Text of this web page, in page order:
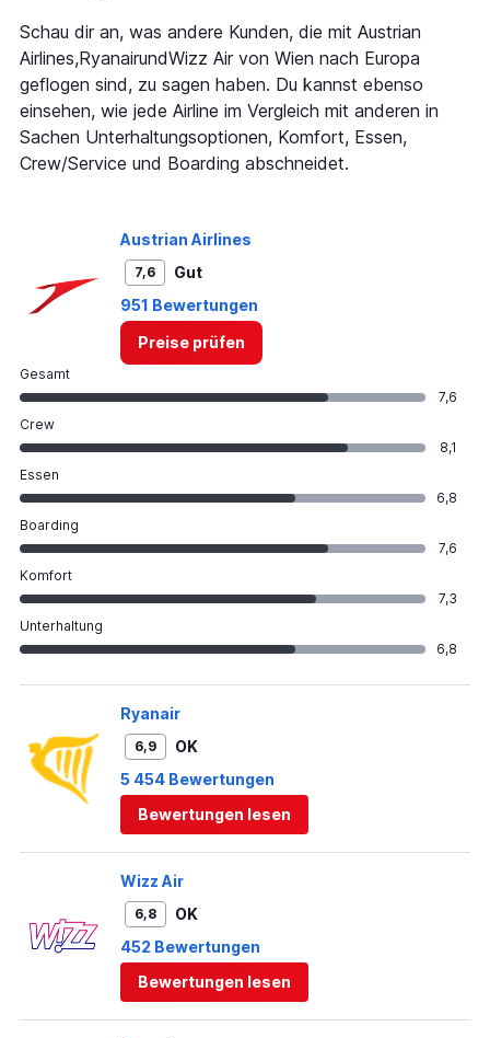
categories.
The
chart
has
1
Y
axis
displaying
240.
Schau dir an, was andere Kunden, die mit Austrian
Airlines,RyanairundWizz Air von Wien nach Europa
geflogen sind, zu sagen haben. Du kannst ebenso
einsehen, wie jede Airline im Vergleich mit anderen in
Sachen Unterhaltungsoptionen, Komfort, Essen,
Crew/Service und Boarding abschneidet.
Austrian Airlines
7,6
Gut
951 Bewertungen
Preise prüfen
Gesamt
7,6
Crew
8,1
Essen
6,8
Boarding
7,6
Komfort
7,3
Unterhaltung
6,8
Ryanair
6,9
OK
5 454 Bewertungen
Bewertungen lesen
Wizz Air
6,8
OK
452 Bewertungen
Bewertungen lesen